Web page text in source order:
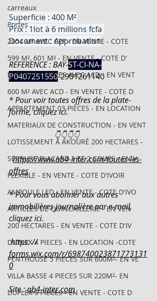
carreaux
Portes
2054 M² AVEC CPF - EN VENTE - COTE
599 M², 601 M² - EN VENTE - COTE D'
DUPLEX 06 PIECES AVEC ACD - EN VENT
600 M² AVEC ACD - EN VENTE - COTE D
APPARTEMENT 03 PIECES - EN LOCATION
MATERIAUX DE CONSTRUCTION - EN VENT
LOTISSEMENT À AKOURÉ 200 HECTARES -
SERRURE PLACARD 1 ET 2 COUPS - EN V
FLEXIBLE - EN VENTE - COTE D'IVOIR
AMPOULE LED - EN VENTE - COTE D'IVO
ARTICLES DE QUINCAILLERIE - EN VEN
200 HECTARES - EN VENTE - COTE D'IV
DUPLEX 4 PIECES - EN LOCATION -COTE
PENTHOUSE 5 PIECES SUR 600M²- EN VE
VILLA BASSE 4 PIECES SUR 220M²- EN
DUPLEX 5 PIECES - EN VENTE - COTE D
Superficie : 400 M²
Prix : 1lot à 6 millions fcfa
Document : Approbation
REFERENCE : BAY-ST-CI-NA-
P0407251550-2901261140
* Pour voir toutes offres de la plate-
forme, cliquez ici.
👇👇👇👇
https://www.ab4-inter.com/toutes-les-
offres
* Pour vous abonner aux autres
immobilières journalière par e-mail,
cliquez ici.
https: //
forms.wix.com/r/698740023871773131
0
Site : ab4-inter.com